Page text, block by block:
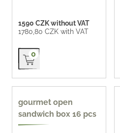
1590 CZK without VAT
1780,80 CZK with VAT
Přidat do košíku
0
gourmet open
sandwich box 16 pcs